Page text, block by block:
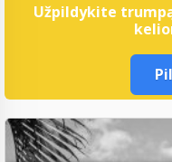
Užpildykite